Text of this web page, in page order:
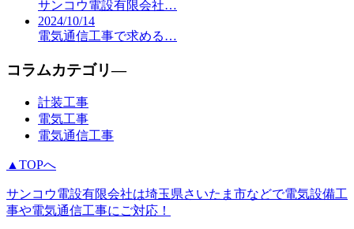
サンコウ電設有限会社…
2024/10/14
電気通信工事で求める…
コラムカテゴリ―
計装工事
電気工事
電気通信工事
▲TOPへ
サンコウ電設有限会社は埼玉県さいたま市などで電気設備工
事や電気通信工事にご対応！